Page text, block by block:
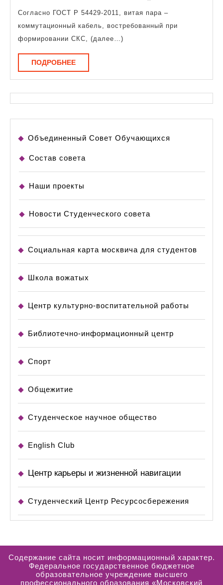
чего
состоит
материал
выбора
Согласно ГОСТ Р 54429-2011, витая пара –
коммутационный кабель, востребованный при
формировании СКС, (далее…)
ПОДРОБНЕЕПОДРОБНЕЕ
Объединенный Совет Обучающихся
Состав совета
Наши проекты
Новости Студенческого совета
Социальная карта москвича для студентов
Школа вожатых
Центр культурно-воспитательной работы
Библиотечно-информационный центр
Спорт
Общежитие
Студенческое научное общество
English Club
Центр карьеры и жизненной навигации
Студенческий Центр Ресурсосбережения
Содержание сайта носит информационный характер.
Федеральное государственное бюджетное
образовательное учреждение высшего
профессионального образования «Московский